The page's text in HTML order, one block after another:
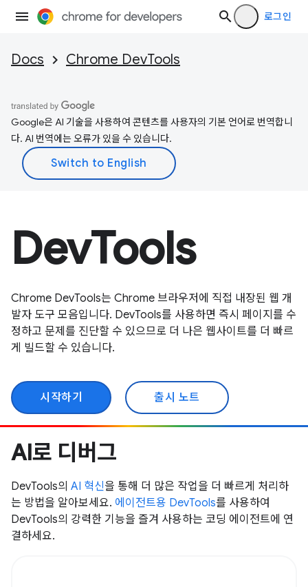
로그인
Docs Chrome DevTools
Google은 AI 기술을 사용하여 콘텐츠를 사용자의 기본 언어로 번역합니
다. AI 번역에는 오류가 있을 수 있습니다.
DevTools
Chrome DevTools는 Chrome 브라우저에 직접 내장된 웹 개
발자 도구 모음입니다. DevTools를 사용하면 즉시 페이지를 수
정하고 문제를 진단할 수 있으므로 더 나은 웹사이트를 더 빠르
게 빌드할 수 있습니다.
시작하기 출시 노트
AI로 디버그
DevTools의 AI 혁신을 통해 더 많은 작업을 더 빠르게 처리하
는 방법을 알아보세요. 에이전트용 DevTools를 사용하여
DevTools의 강력한 기능을 즐겨 사용하는 코딩 에이전트에 연
결하세요.